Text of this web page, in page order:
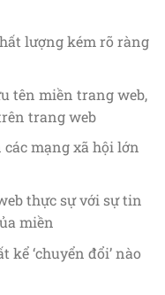
lượng kém rõ ràng
tên miền trang web,
trang web
mạng xã hội lớn
thực sự với sự tin
miền
kể ‘chuyển đổi’ nào